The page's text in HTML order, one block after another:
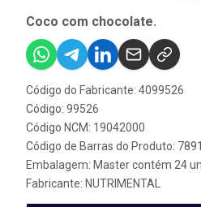
Coco com chocolate.
Código do Fabricante: 4099526
Código: 99526
Código NCM: 19042000
Código de Barras do Produto:
Embalagem: Master contém 24
Fabricante: NUTRIMENTAL